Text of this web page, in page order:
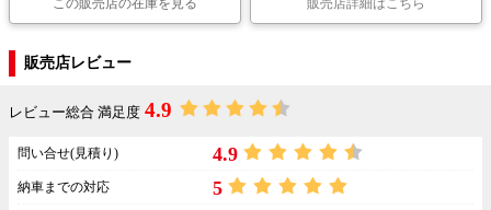
この販売店の在庫を見る 販売店詳細はこちら
販売店レビュー
レビュー総合 満足度 4.9
問い合せ(見積り) 4.9
納車までの対応 5